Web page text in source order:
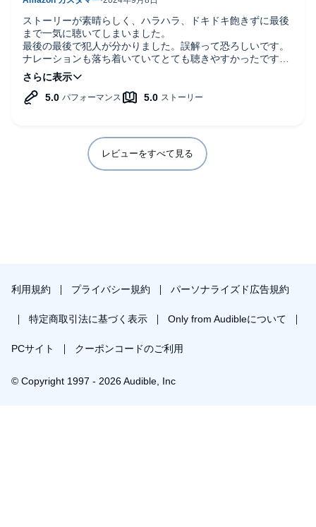
ストーリーが素晴らしく、ハラハラ、ドキドキ飽きずに最後
まで一気に聴いてしまいました。
最後の最後で犯人が分かりました。誤解って恐ろしいです。
ナレーションも落ち着いていてとても聴きやすかったです。
男性なのでどうしても女性や小さな女の子の声は難しいと思
いますが、それぞれ区別をしていたので迷わず物語に入り込
めました。
レビューをすべて見る
利用規約 プライバシー規約 パーソナライズド広告規約
特定商取引法に基づく表示 Only from Audibleについて
PCサイト クーポンコードのご利用
© Copyright 1997 - 2026 Audible, Inc